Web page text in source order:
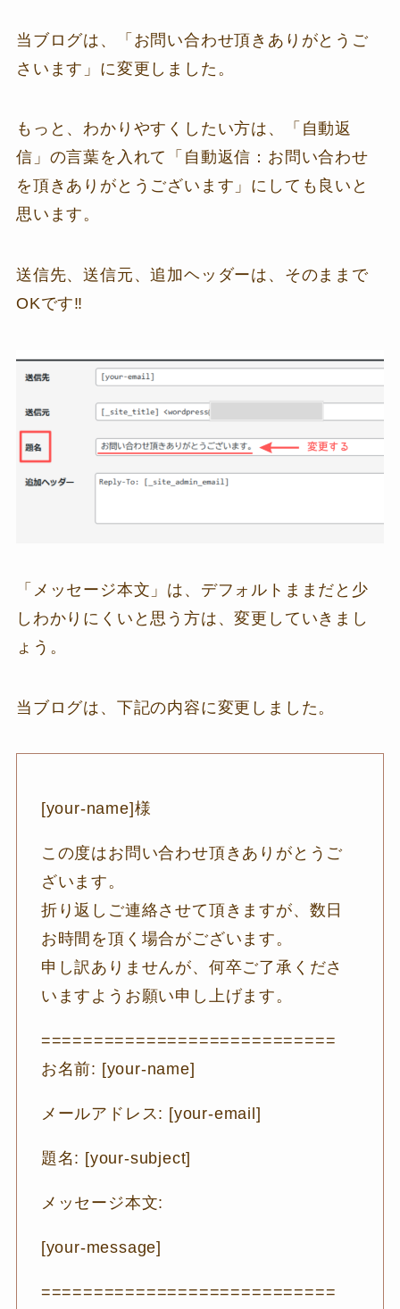
当ブログは、「お問い合わせ頂きありがとうご
さいます」に変更しました。
もっと、わかりやすくしたい方は、「自動返
信」の言葉を入れて「自動返信：お問い合わせ
を頂きありがとうございます」にしても良いと
思います。
送信先、送信元、追加ヘッダーは、そのままで
OKです‼
「メッセージ本文」は、デフォルトままだと少
しわかりにくいと思う方は、変更していきまし
ょう。
当ブログは、下記の内容に変更しました。
[your-name]様
この度はお問い合わせ頂きありがとうご
ざいます。
折り返しご連絡させて頂きますが、数日
お時間を頂く場合がございます。
申し訳ありませんが、何卒ご了承くださ
いますようお願い申し上げます。
============================
お名前: [your-name]
メールアドレス: [your-email]
題名: [your-subject]
メッセージ本文:
[your-message]
============================